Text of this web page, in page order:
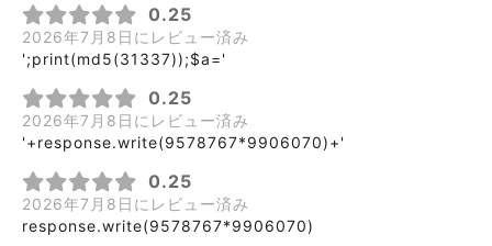
0.25
2026年7月8日にレビュー済み
';print(md5(31337));$a='
0.25
2026年7月8日にレビュー済み
'+response.write(9578767*9906070)+'
0.25
2026年7月8日にレビュー済み
response.write(9578767*9906070)